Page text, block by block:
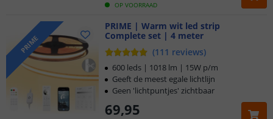
OP VOORRAAD
PRIME
PRIME | Warm wit led strip
Complete set | 4 meter
(111 reviews)
69,95
600 leds | 1018 lm | 15W p/m
Geeft de meest egale lichtlijn
Geen 'lichtpuntjes' zichtbaar